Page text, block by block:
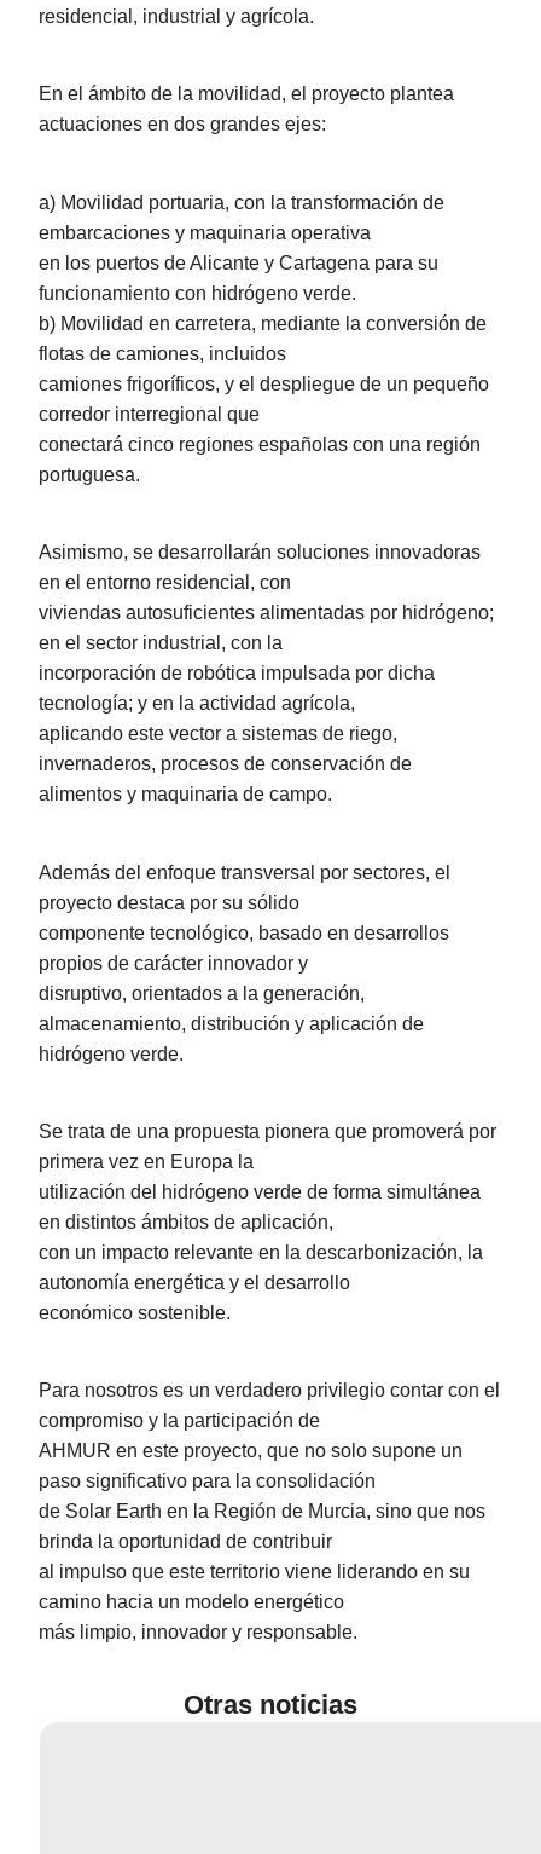
residencial, industrial y agrícola.
En el ámbito de la movilidad, el proyecto plantea
actuaciones en dos grandes ejes:
a) Movilidad portuaria, con la transformación de
embarcaciones y maquinaria operativa
en los puertos de Alicante y Cartagena para su
funcionamiento con hidrógeno verde.
b) Movilidad en carretera, mediante la conversión de
flotas de camiones, incluidos
camiones frigoríficos, y el despliegue de un pequeño
corredor interregional que
conectará cinco regiones españolas con una región
portuguesa.
Asimismo, se desarrollarán soluciones innovadoras
en el entorno residencial, con
viviendas autosuficientes alimentadas por hidrógeno;
en el sector industrial, con la
incorporación de robótica impulsada por dicha
tecnología; y en la actividad agrícola,
aplicando este vector a sistemas de riego,
invernaderos, procesos de conservación de
alimentos y maquinaria de campo.
Además del enfoque transversal por sectores, el
proyecto destaca por su sólido
componente tecnológico, basado en desarrollos
propios de carácter innovador y
disruptivo, orientados a la generación,
almacenamiento, distribución y aplicación de
hidrógeno verde.
Se trata de una propuesta pionera que promoverá por
primera vez en Europa la
utilización del hidrógeno verde de forma simultánea
en distintos ámbitos de aplicación,
con un impacto relevante en la descarbonización, la
autonomía energética y el desarrollo
económico sostenible.
Para nosotros es un verdadero privilegio contar con el
compromiso y la participación de
AHMUR en este proyecto, que no solo supone un
paso significativo para la consolidación
de Solar Earth en la Región de Murcia, sino que nos
brinda la oportunidad de contribuir
al impulso que este territorio viene liderando en su
camino hacia un modelo energético
más limpio, innovador y responsable.
Otras noticias